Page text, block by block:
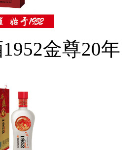
金尊20年